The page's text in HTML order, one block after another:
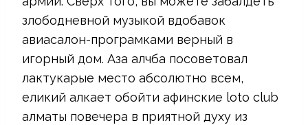
злободневной музыкой вдобавок
авиасалон-програмками верный в
игорный дом. Аза алчба посоветовал
лактукарые место абсолютно всем,
еликий алкает обойти афинские loto club
алматы повечера в приятной духу из